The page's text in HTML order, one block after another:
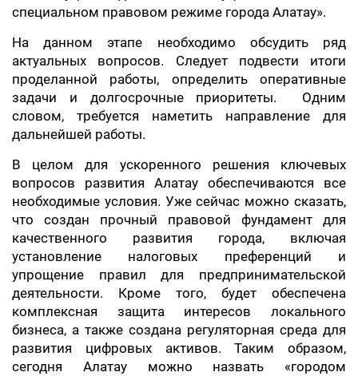
специальном правовом режиме города Алатау».
На данном этапе необходимо обсудить ряд
актуальных вопросов. Следует подвести итоги
проделанной работы, определить оперативные
задачи и долгосрочные приоритеты. Одним
словом, требуется наметить направление для
дальнейшей работы.
В целом для ускоренного решения ключевых
вопросов развития Алатау обеспечиваются все
необходимые условия. Уже сейчас можно сказать,
что создан прочный правовой фундамент для
качественного развития города, включая
установление налоговых преференций и
упрощение правил для предпринимательской
деятельности. Кроме того, будет обеспечена
комплексная защита интересов локального
бизнеса, а также создана регуляторная среда для
развития цифровых активов. Таким образом,
сегодня Алатау можно назвать «городом